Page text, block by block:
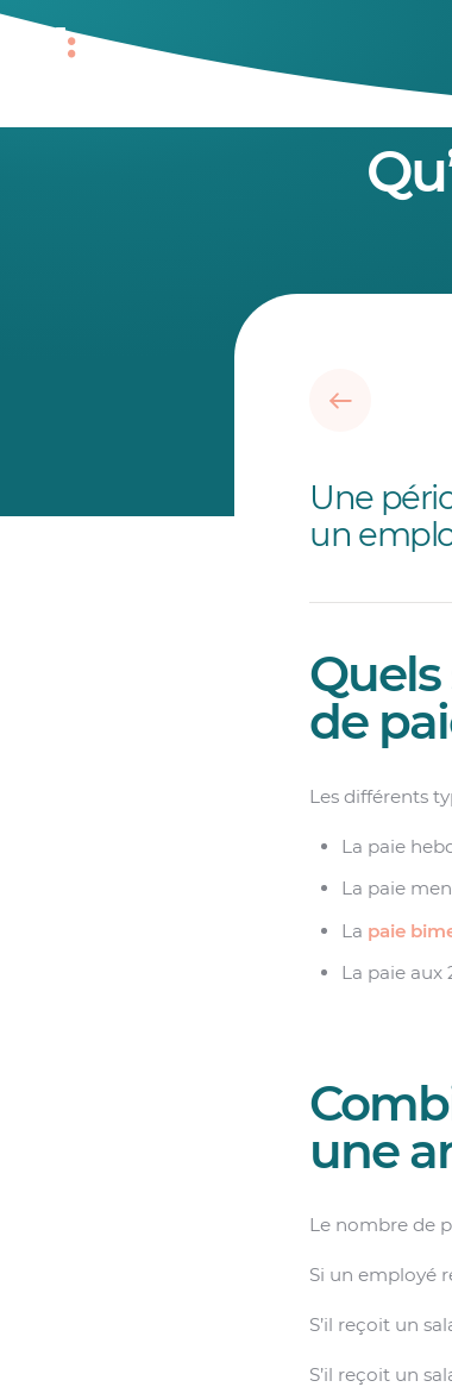
Une
un
de
Les différents
La paie
La paie
La paie
La paie aux
une
Le nombre de
Si un employé
S’il reçoit un
S’il reçoit un